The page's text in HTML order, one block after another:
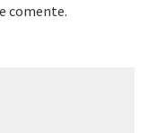
comente.